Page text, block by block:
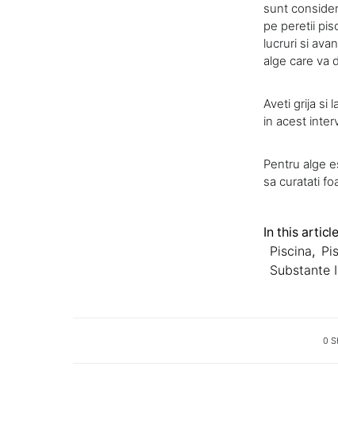
sunt
pe peretii
lucruri si
alge care va
Aveti grija si
in acest
Pentru alge
sa curatati
In this
Piscina,
Substante
0